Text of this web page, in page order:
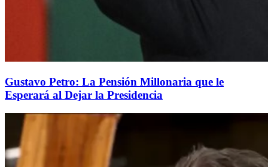
Gustavo Petro: La Pensión Millonaria que le
Esperará al Dejar la Presidencia